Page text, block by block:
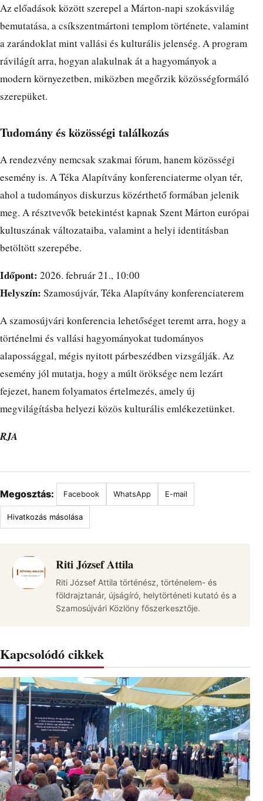
Az előadások között szerepel a Márton-napi szokásvilág
bemutatása, a csíkszentmártoni templom története, valamint
a zarándoklat mint vallási és kulturális jelenség. A program
rávilágít arra, hogyan alakulnak át a hagyományok a
modern környezetben, miközben megőrzik közösségformáló
szerepüket.
Tudomány és közösségi találkozás
A rendezvény nemcsak szakmai fórum, hanem közösségi
esemény is. A Téka Alapítvány konferenciaterme olyan tér,
ahol a tudományos diskurzus közérthető formában jelenik
meg. A résztvevők betekintést kapnak Szent Márton európai
kultuszának változataiba, valamint a helyi identitásban
betöltött szerepébe.
Időpont: 2026. február 21., 10:00
Helyszín: Szamosújvár, Téka Alapítvány konferenciaterem
A szamosújvári konferencia lehetőséget teremt arra, hogy a
történelmi és vallási hagyományokat tudományos
alapossággal, mégis nyitott párbeszédben vizsgálják. Az
esemény jól mutatja, hogy a múlt öröksége nem lezárt
fejezet, hanem folyamatos értelmezés, amely új
megvilágításba helyezi közös kulturális emlékezetünket.
RJA
Megosztás: Facebook WhatsApp E-mail
Hivatkozás másolása
Riti József Attila
Riti József Attila történész, történelem- és
földrajztanár, újságíró, helytörténeti kutató és a
Szamosújvári Közlöny főszerkesztője.
Kapcsolódó cikkek